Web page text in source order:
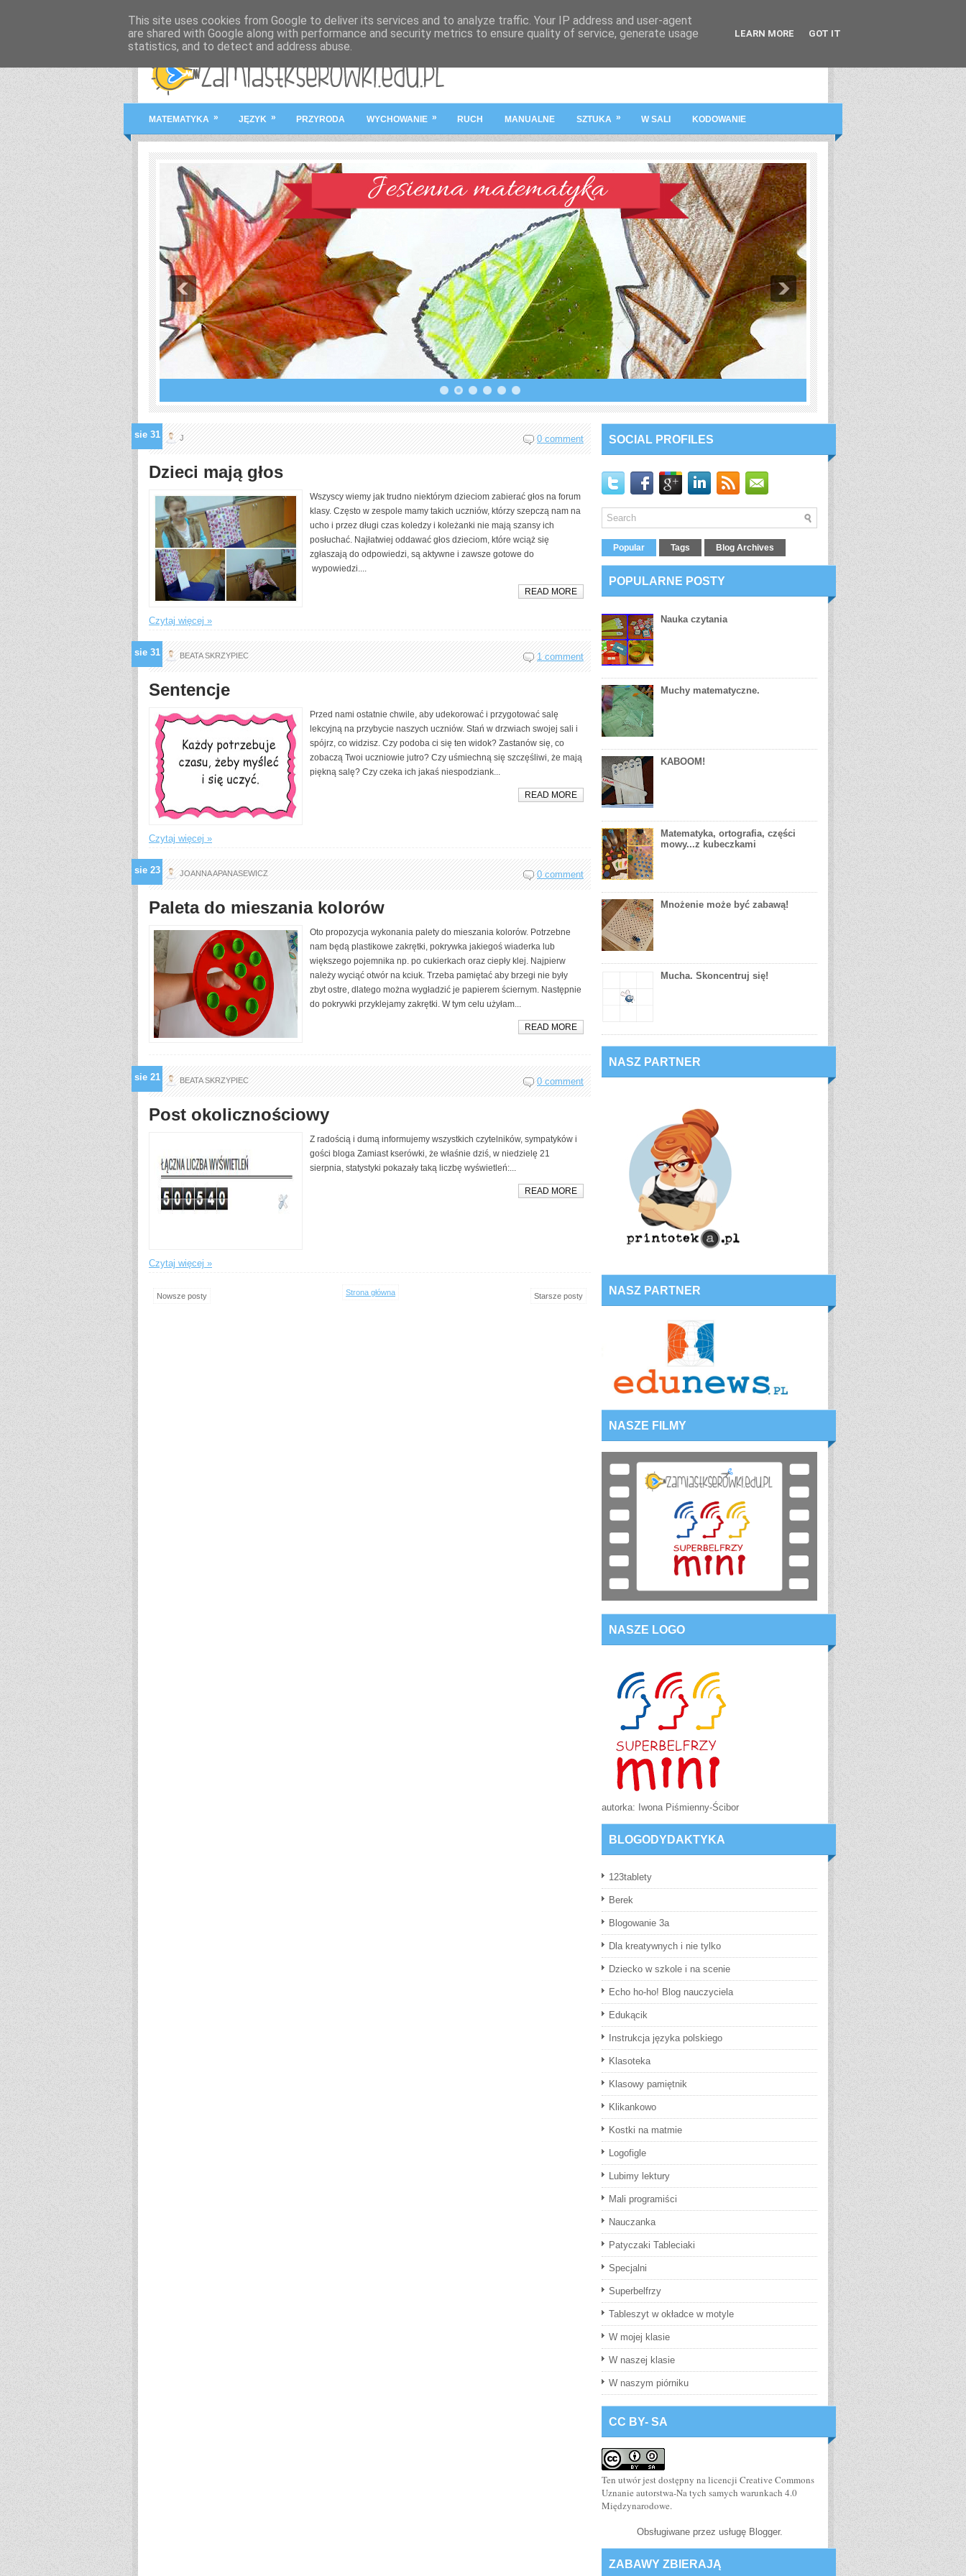
MATEMATYKA » JĘZYK » PRZYRODA WYCHOWANIE » RUCH MANUALNE SZTUKA » W SALI KODOWANIE
6
sie 31 J 0 comment
Dzieci mają głos
Wszyscy wiemy jak trudno niektórym dzieciom zabierać głos na forum
klasy. Często w zespole mamy takich uczniów, którzy szepczą nam na
ucho i przez długi czas koledzy i koleżanki nie mają szansy ich
posłuchać. Najłatwiej oddawać głos dzieciom, które wciąż się
zgłaszają do odpowiedzi, są aktywne i zawsze gotowe do
wypowiedzi....
READ MORE
Czytaj więcej »
sie 31 BEATA SKRZYPIEC 1 comment
Sentencje
Przed nami ostatnie chwile, aby udekorować i przygotować salę
lekcyjną na przybycie naszych uczniów. Stań w drzwiach swojej sali i
spójrz, co widzisz. Czy podoba ci się ten widok? Zastanów się, co
zobaczą Twoi uczniowie jutro? Czy uśmiechną się szczęśliwi, że mają
piękną salę? Czy czeka ich jakaś niespodziank...
READ MORE
Czytaj więcej »
sie 23 JOANNA APANASEWICZ 0 comment
Paleta do mieszania kolorów
Oto propozycja wykonania palety do mieszania kolorów. Potrzebne
nam będą plastikowe zakrętki, pokrywka jakiegoś wiaderka lub
większego pojemnika np. po cukierkach oraz ciepły klej. Najpierw
należy wyciąć otwór na kciuk. Trzeba pamiętać aby brzegi nie były
zbyt ostre, dlatego można wygładzić je papierem ściernym. Następnie
do pokrywki przyklejamy zakrętki. W tym celu użyłam...
READ MORE
sie 21 BEATA SKRZYPIEC 0 comment
Post okolicznościowy
Z radością i dumą informujemy wszystkich czytelników, sympatyków i
gości bloga Zamiast kserówki, że właśnie dziś, w niedzielę 21
sierpnia, statystyki pokazały taką liczbę wyświetleń:...
READ MORE
Czytaj więcej »
Nowsze posty Starsze posty
Strona główna
SOCIAL PROFILES
Popular Tags Blog Archives
POPULARNE POSTY
Nauka czytania
Muchy matematyczne.
KABOOM!
Matematyka, ortografia, części
mowy...z kubeczkami
Mnożenie może być zabawą!
Mucha. Skoncentruj się!
NASZ PARTNER
NASZ PARTNER
NASZE FILMY
NASZE LOGO
autorka: Iwona Piśmienny-Ścibor
BLOGODYDAKTYKA
123tablety
Berek
Blogowanie 3a
Dla kreatywnych i nie tylko
Dziecko w szkole i na scenie
Echo ho-ho! Blog nauczyciela
Edukącik
Instrukcja języka polskiego
Klasoteka
Klasowy pamiętnik
Klikankowo
Kostki na matmie
Logofigle
Lubimy lektury
Mali programiści
Nauczanka
Patyczaki Tableciaki
Specjalni
Superbelfrzy
Tableszyt w okładce w motyle
W mojej klasie
W naszej klasie
W naszym piórniku
CC BY- SA
Ten utwór jest dostępny nalicencji Creative Commons
Uznanie autorstwa-Na tych samych warunkach 4.0
Międzynarodowe.
Obsługiwane przez usługę Blogger.
ZABAWY ZBIERAJĄ
This site uses cookies from Google to deliver its services and to analyze traffic. Your IP address and user-agent
are shared with Google along with performance and security metrics to ensure quality of service, generate usage
statistics, and to detect and address abuse.
LEARN MORE GOT IT